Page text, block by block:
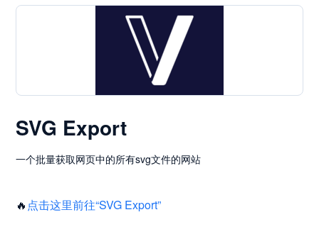
SVG Export
一个批量获取网页中的所有svg文件的网站
🔥 点击这里前往“SVG Export”